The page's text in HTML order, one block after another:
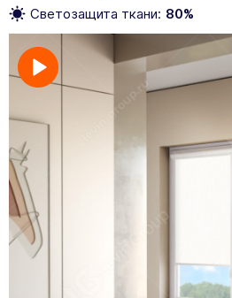
Светозащита ткани: 80%